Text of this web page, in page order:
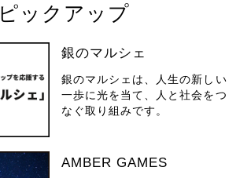
ピックアップ
銀のマルシェ
銀のマルシェは、人生の新しい
一歩に光を当て、人と社会をつ
なぐ取り組みです。
AMBER GAMES